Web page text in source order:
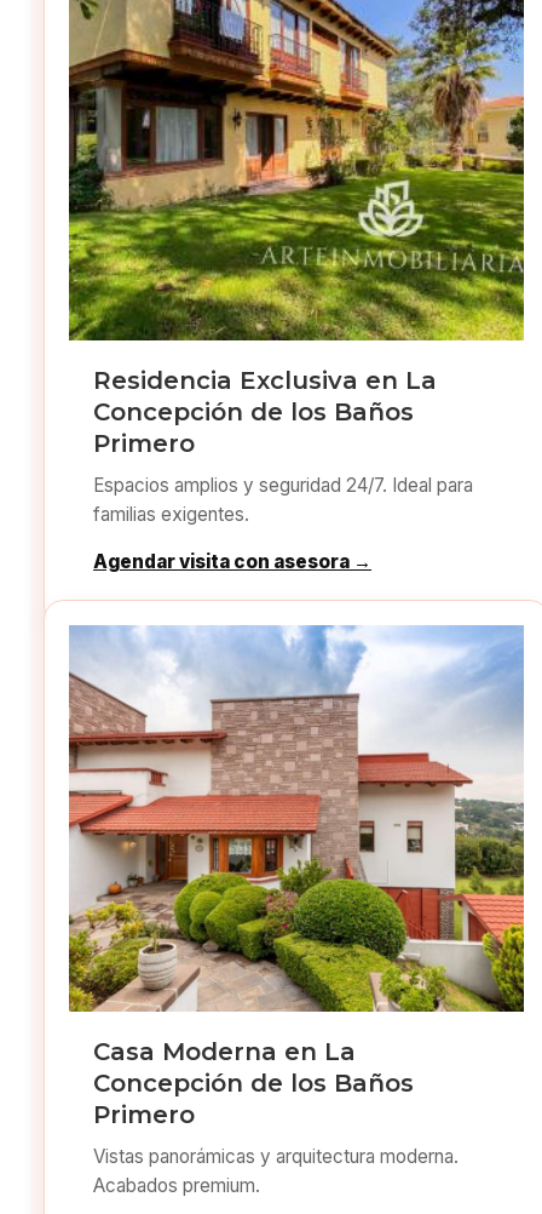
Residencia Exclusiva en La
Concepción de los Baños
Primero
Espacios amplios y seguridad 24/7. Ideal para
familias exigentes.
Agendar visita con asesora →
Casa Moderna en La
Concepción de los Baños
Primero
Vistas panorámicas y arquitectura moderna.
Acabados premium.